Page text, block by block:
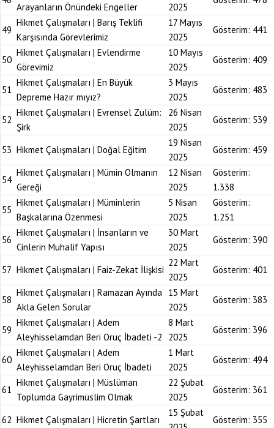
Arayanların Önündeki Engeller 2025
49
Hikmet Çalışmaları | Barış Teklifi
Karşısında Görevlerimiz
17 Mayıs
2025
Gösterim: 441
50
Hikmet Çalışmaları | Evlendirme
Görevimiz
10 Mayıs
2025
Gösterim: 409
51
Hikmet Çalışmaları | En Büyük
Depreme Hazır mıyız?
3 Mayıs
2025
Gösterim: 483
52
Hikmet Çalışmaları | Evrensel Zulüm:
Şirk
26 Nisan
2025
Gösterim: 539
53 Hikmet Çalışmaları | Doğal Eğitim
19 Nisan
2025
Gösterim: 459
54
Hikmet Çalışmaları | Mümin Olmanın
Gereği
12 Nisan
2025
Gösterim:
1.338
55
Hikmet Çalışmaları | Müminlerin
Başkalarına Özenmesi
5 Nisan
2025
Gösterim:
1.251
56
Hikmet Çalışmaları | İnsanların ve
Cinlerin Muhalif Yapısı
30 Mart
2025
Gösterim: 390
57 Hikmet Çalışmaları | Faiz-Zekat İlişkisi
22 Mart
2025
Gösterim: 401
58
Hikmet Çalışmaları | Ramazan Ayında
Akla Gelen Sorular
15 Mart
2025
Gösterim: 383
59
Hikmet Çalışmaları | Adem
Aleyhisselamdan Beri Oruç İbadeti -2
8 Mart
2025
Gösterim: 396
60
Hikmet Çalışmaları | Adem
Aleyhisselamdan Beri Oruç İbadeti
1 Mart
2025
Gösterim: 494
61
Hikmet Çalışmaları | Müslüman
Toplumda Gayrimüslim Olmak
22 Şubat
2025
Gösterim: 361
62 Hikmet Çalışmaları | Hicretin Şartları
15 Şubat
Gösterim: 355